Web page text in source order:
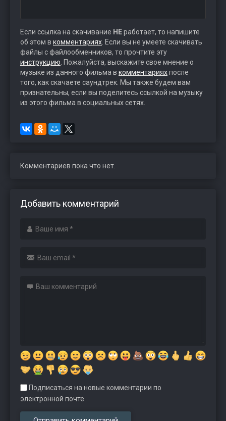
Если ссылка на скачивание НЕработает, то напишите
об этом в комментариях . Если вы не умеете скачивать
файлы с файлообменников, то прочтите эту
инструкцию . Пожалуйста, выскажите свое мнение о
музыке из данного фильма в комментарияхпосле
того, как скачаете саундтрек. Мы также будем вам
признательны, если вы поделитесь ссылкой на музыку
из этого фильма в социальных сетях.
Комментариев пока что нет.
Добавить комментарий
Подписаться на новые комментарии по
электронной почте.